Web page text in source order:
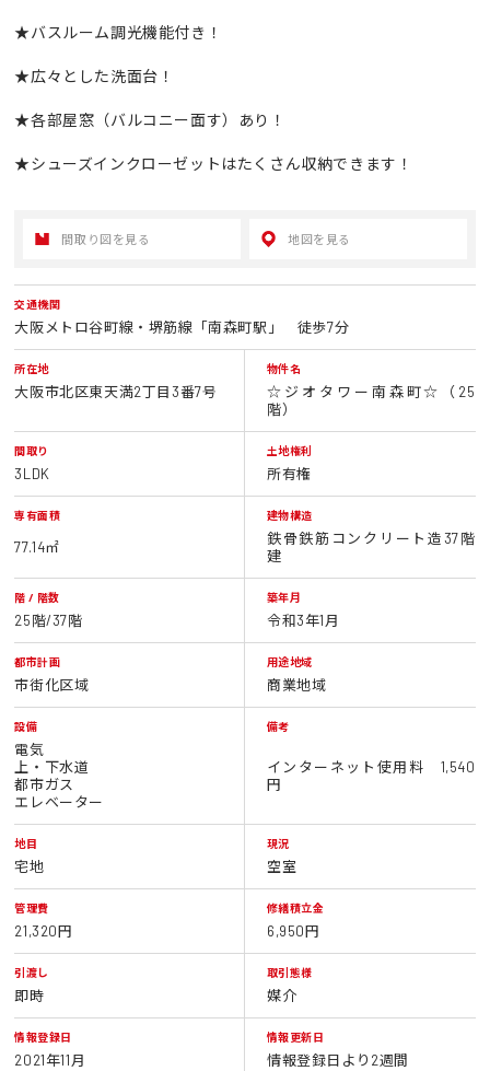
★バスルーム調光機能付き！
★広々とした洗面台！
★各部屋窓（バルコニー面す）あり！
★シューズインクローゼットはたくさん収納できます！
間取り図を見る 地図を見る
交通機関
大阪メトロ谷町線・堺筋線「南森町駅」 徒歩7分
所在地
大阪市北区東天満2丁目3番7号
物件名
☆ジオタワー南森町☆（25
階）
間取り
3LDK
土地権利
所有権
専有面積
77.14㎡
建物構造
鉄骨鉄筋コンクリート造37階
建
階 / 階数
25階/37階
築年月
令和3年1月
都市計画
市街化区域
用途地域
商業地域
設備
電気
上・下水道
都市ガス
エレベーター
備考
インターネット使用料 1,540
円
地目
宅地
現況
空室
管理費
21,320円
修繕積立金
6,950円
引渡し
即時
取引態様
媒介
情報登録日
2021年11月
情報更新日
情報登録日より2週間